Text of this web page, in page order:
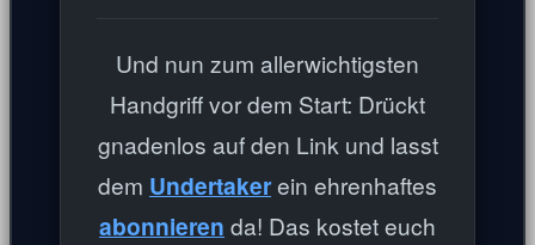
Und nun zum allerwichtigsten
Handgriff vor dem Start: Drückt
gnadenlos auf den Link und lasst
dem Undertakerein ehrenhaftes
abonnieren da! Das kostet euch